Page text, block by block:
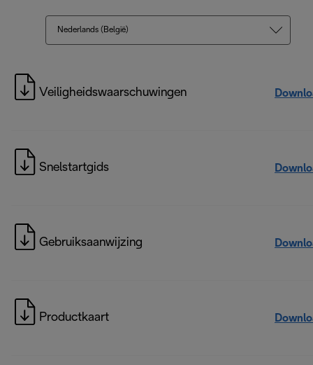
Nederlands (België)
Veiligheidswaarschuwingen
Snelstartgids
Gebruiksaanwijzing
Productkaart